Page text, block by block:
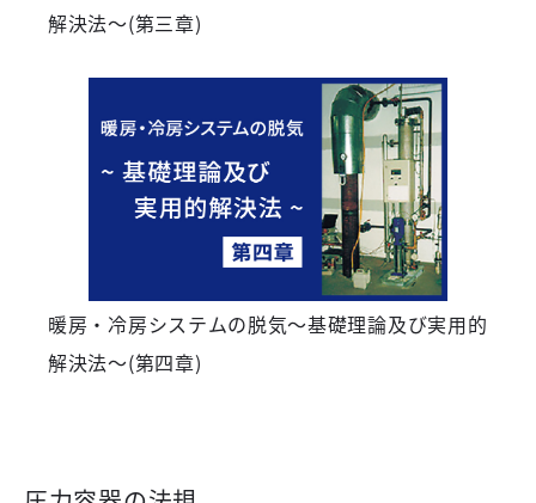
解決法～(第三章)
暖房・冷房システムの脱気～基礎理論及び実用的
解決法～(第四章)